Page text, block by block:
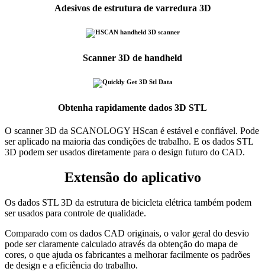
Adesivos de estrutura de varredura 3D
Scanner 3D de handheld
Obtenha rapidamente dados 3D STL
O scanner 3D da SCANOLOGY HScan é estável e confiável. Pode
ser aplicado na maioria das condições de trabalho. E os dados STL
3D podem ser usados ​​diretamente para o design futuro do CAD.
Extensão do aplicativo
Os dados STL 3D da estrutura de bicicleta elétrica também podem
ser usados ​​para controle de qualidade.
Comparado com os dados CAD originais, o valor geral do desvio
pode ser claramente calculado através da obtenção do mapa de
cores, o que ajuda os fabricantes a melhorar facilmente os padrões
de design e a eficiência do trabalho.